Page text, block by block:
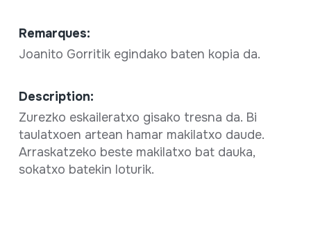
Remarques:
Joanito Gorritik egindako baten kopia da.
Description:
Zurezko eskaileratxo gisako tresna da. Bi
taulatxoen artean hamar makilatxo daude.
Arraskatzeko beste makilatxo bat dauka,
sokatxo batekin loturik.